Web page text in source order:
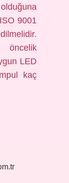
9001
öncelik
LED
kaç